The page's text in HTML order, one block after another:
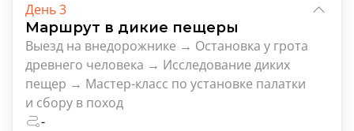
День 3
Маршрут в дикие пещеры
Выезд на внедорожнике → Остановка у грота
древнего человека → Исследование диких
пещер → Мастер-класс по установке палатки
и сбору в поход
-